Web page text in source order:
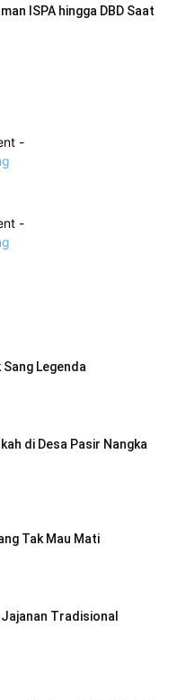
ISPA hingga DBD Saat
-
-
Legenda
di Desa Pasir Nangka
Tak Mau Mati
Tradisional